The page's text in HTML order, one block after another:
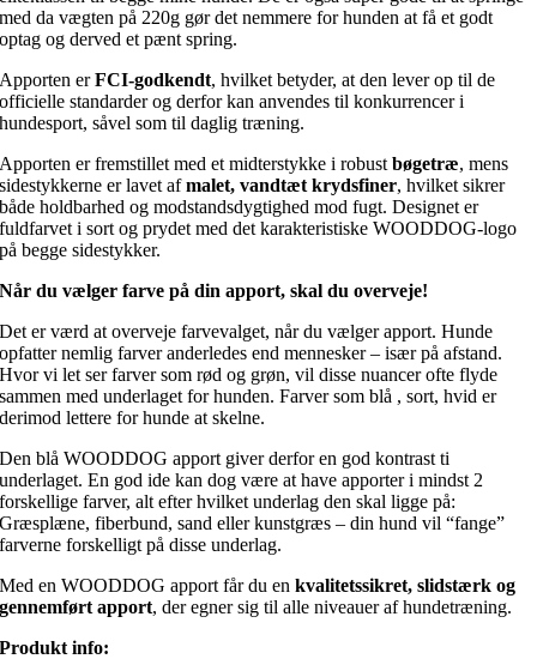
med da vægten på 220g gør det nemmere for hunden at få et godt
optag og derved et pænt spring.
Apporten erFCI-godkendt, hvilket betyder, at den lever op til de
officielle standarder og derfor kan anvendes til konkurrencer i
hundesport, såvel som til daglig træning.
Apporten er fremstillet med et midterstykke i robustbøgetræ, mens
sidestykkerne er lavet afmalet, vandtæt krydsfiner, hvilket sikrer
både holdbarhed og modstandsdygtighed mod fugt. Designet er
fuldfarvet i sort og prydet med det karakteristiske WOODDOG-logo
på begge sidestykker.
Når du vælger farve på din apport, skal du overveje!
Det er værd at overveje farvevalget, når du vælger apport. Hunde
opfatter nemlig farver anderledes end mennesker – især på afstand.
Hvor vi let ser farver som rød og grøn, vil disse nuancer ofte flyde
sammen med underlaget for hunden. Farver som blå , sort, hvid er
derimod lettere for hunde at skelne.
Den blå WOODDOG apport giver derfor en god kontrast ti
underlaget. En god ide kan dog være at have apporter i mindst 2
forskellige farver, alt efter hvilket underlag den skal ligge på:
Græsplæne, fiberbund, sand eller kunstgræs – din hund vil “fange”
farverne forskelligt på disse underlag.
Med en WOODDOG apport får du enkvalitetssikret, slidstærk og
gennemført apport, der egner sig til alle niveauer af hundetræning.
Produkt info: